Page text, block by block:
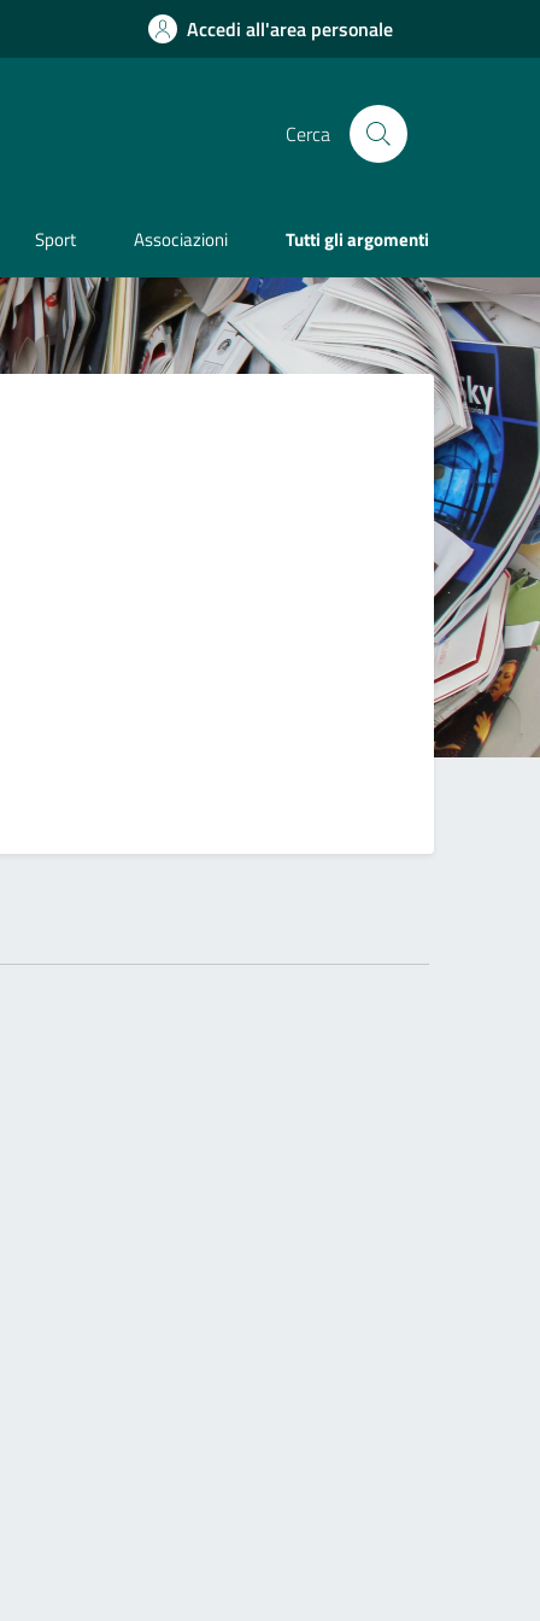
Accedi all'area personale
Cerca
Sport Associazioni Tutti gli argomenti